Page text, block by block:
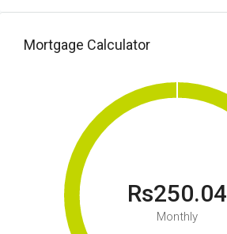
Mortgage Calculator
Rs250.04
Monthly